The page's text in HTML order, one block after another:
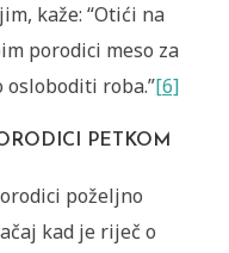
kaže: “Otići na
porodici meso za
osloboditi roba.”[6]
PETKOM
poželjno
kad je riječ o